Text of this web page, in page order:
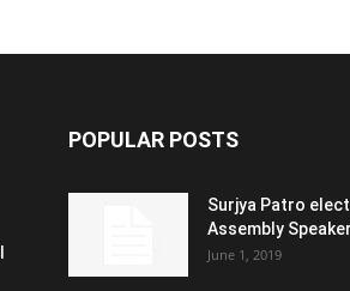
POPULAR POSTS
Surjya Patro
Assembly Speaker
June 1, 2019